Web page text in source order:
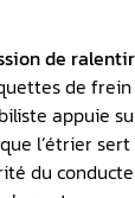
de
de frein
appuie
l’étrier
du